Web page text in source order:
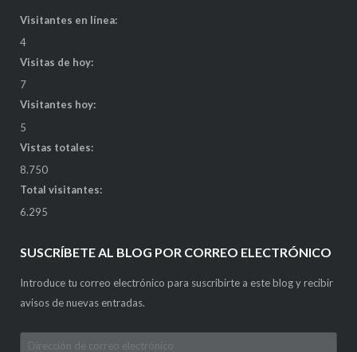
Visitantes en línea:
4
Visitas de hoy:
7
Visitantes hoy:
5
Vistas totales:
8.750
Total visitantes:
6.295
SUSCRÍBETE AL BLOG POR CORREO ELECTRÓNICO
Introduce tu correo electrónico para suscribirte a este blog y recibir
avisos de nuevas entradas.
Dirección